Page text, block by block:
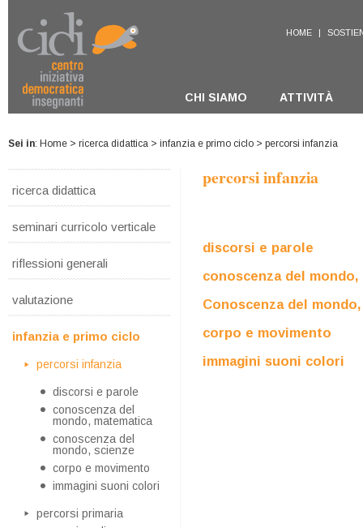
HOME |
CHI SIAMO ATTIVITÀ
Sei in: Home > ricerca didattica > infanzia e primo ciclo > percorsi infanzia
ricerca didattica
seminari curricolo verticale
riflessioni generali
valutazione
infanzia e primo ciclo
percorsi infanzia
discorsi e parole
conoscenza del
mondo, matematica
conoscenza del
mondo, scienze
corpo e movimento
immagini suoni colori
percorsi primaria
percorsi infanzia
discorsi e parole
conoscenza del mondo,
Conoscenza del
corpo e movimento
immagini suoni colori